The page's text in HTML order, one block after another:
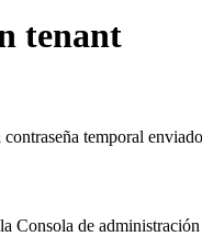
tenant
temporal
Consola de